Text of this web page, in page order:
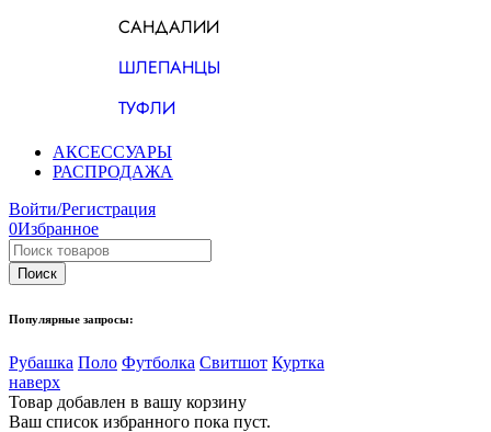
САНДАЛИИ
ШЛЕПАНЦЫ
ТУФЛИ
АКСЕССУАРЫ
РАСПРОДАЖА
Войти/Регистрация
0Избранное
Популярные запросы:
Рубашка Поло Футболка Свитшот Куртка
наверх
Товар добавлен в вашу корзину
Ваш список избранного пока пуст.